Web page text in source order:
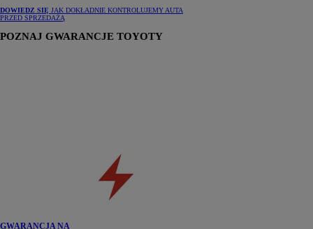
DOWIEDZ SIĘ JAK DOKŁADNIE KONTROLUJEMY AUTA
PRZED SPRZEDAŻĄ
POZNAJ GWARANCJE TOYOTY
GWARANCJA NA